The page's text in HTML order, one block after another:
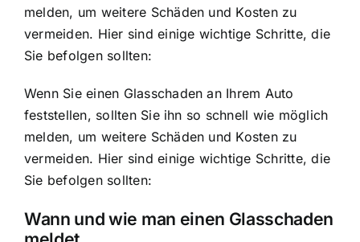
melden, um weitere Schäden und Kosten zu
vermeiden. Hier sind einige wichtige Schritte, die
Sie befolgen sollten:
Wenn Sie einen Glasschaden an Ihrem Auto
feststellen, sollten Sie ihn so schnell wie möglich
melden, um weitere Schäden und Kosten zu
vermeiden. Hier sind einige wichtige Schritte, die
Sie befolgen sollten:
Wann und wie man einen Glasschaden